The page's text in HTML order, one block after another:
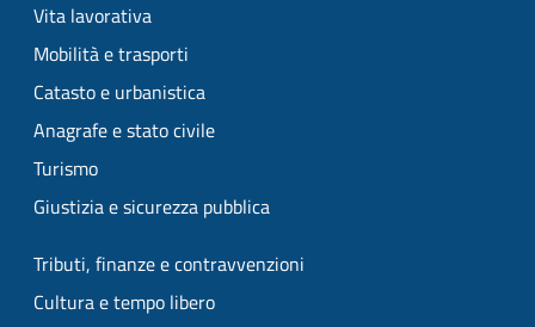
Vita lavorativa
Mobilità e trasporti
Catasto e urbanistica
Anagrafe e stato civile
Turismo
Giustizia e sicurezza pubblica
Tributi, finanze e contravvenzioni
Cultura e tempo libero